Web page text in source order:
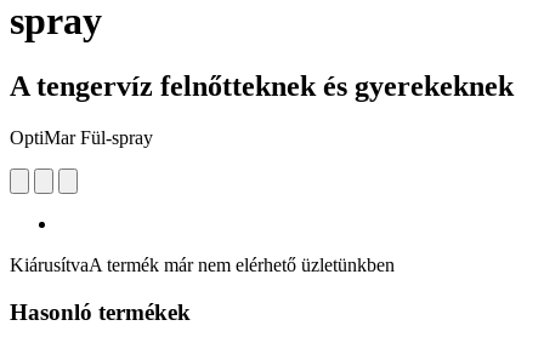
spray
A tengervíz felnőtteknek és gyerekeknek
OptiMar Fül-spray
KiárusítvaA termék már nem elérhető üzletünkben
Hasonló termékek